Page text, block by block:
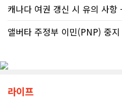
앨버타 주정부 이민(PNP) 중지
라이프